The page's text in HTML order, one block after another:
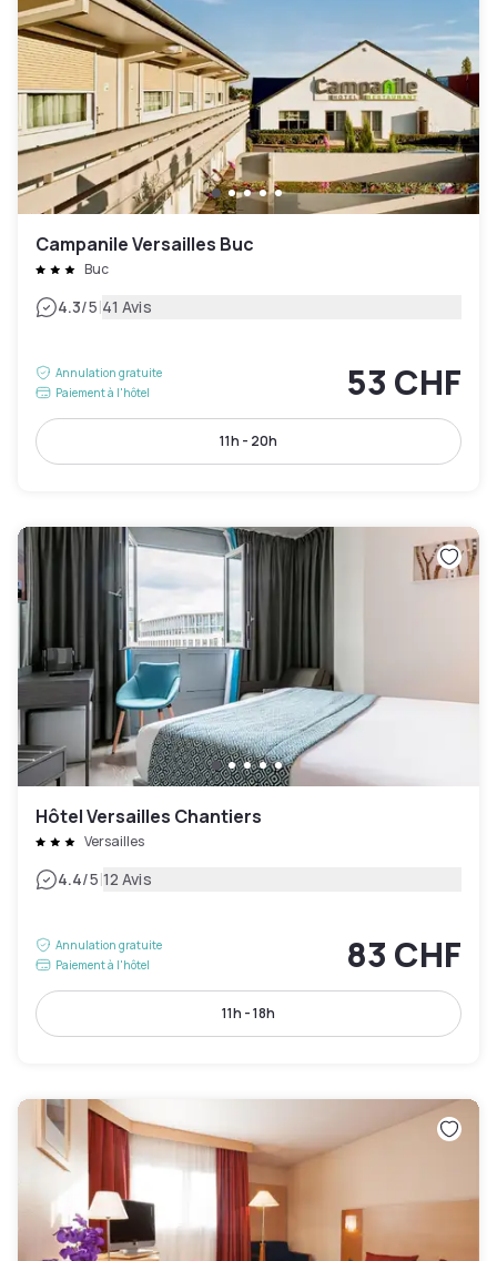
Campanile Versailles Buc
Buc
4.3/5|41 Avis
Annulation gratuite
Paiement à l'hôtel
53 CHF
11h - 20h
Hôtel Versailles Chantiers
Versailles
4.4/5|12 Avis
Annulation gratuite
Paiement à l'hôtel
83 CHF
11h - 18h